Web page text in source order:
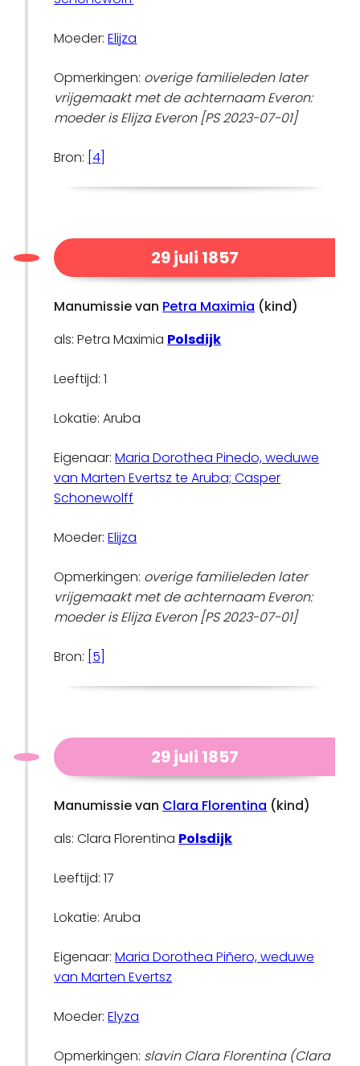
Moeder:Elijza
Opmerkingen: overige familieleden later
vrijgemaakt met de achternaam Everon:
moeder is Elijza Everon [PS 2023-07-01]
Bron: [4]
29 juli 1857
Manumissie van Petra Maximia (kind)
als: Petra Maximia Polsdijk
Leeftijd: 1
Lokatie: Aruba
Eigenaar:Maria Dorothea Pinedo, weduwe
van Marten Evertsz te Aruba; Casper
Schonewolff
Moeder:Elijza
Opmerkingen: overige familieleden later
vrijgemaakt met de achternaam Everon:
moeder is Elijza Everon [PS 2023-07-01]
Bron: [5]
29 juli 1857
Manumissie van Clara Florentina (kind)
als: Clara Florentina Polsdijk
Leeftijd: 17
Lokatie: Aruba
Eigenaar:Maria Dorothea Piñero, weduwe
van Marten Evertsz
Moeder:Elyza
Opmerkingen: slavin Clara Florentina (Clara